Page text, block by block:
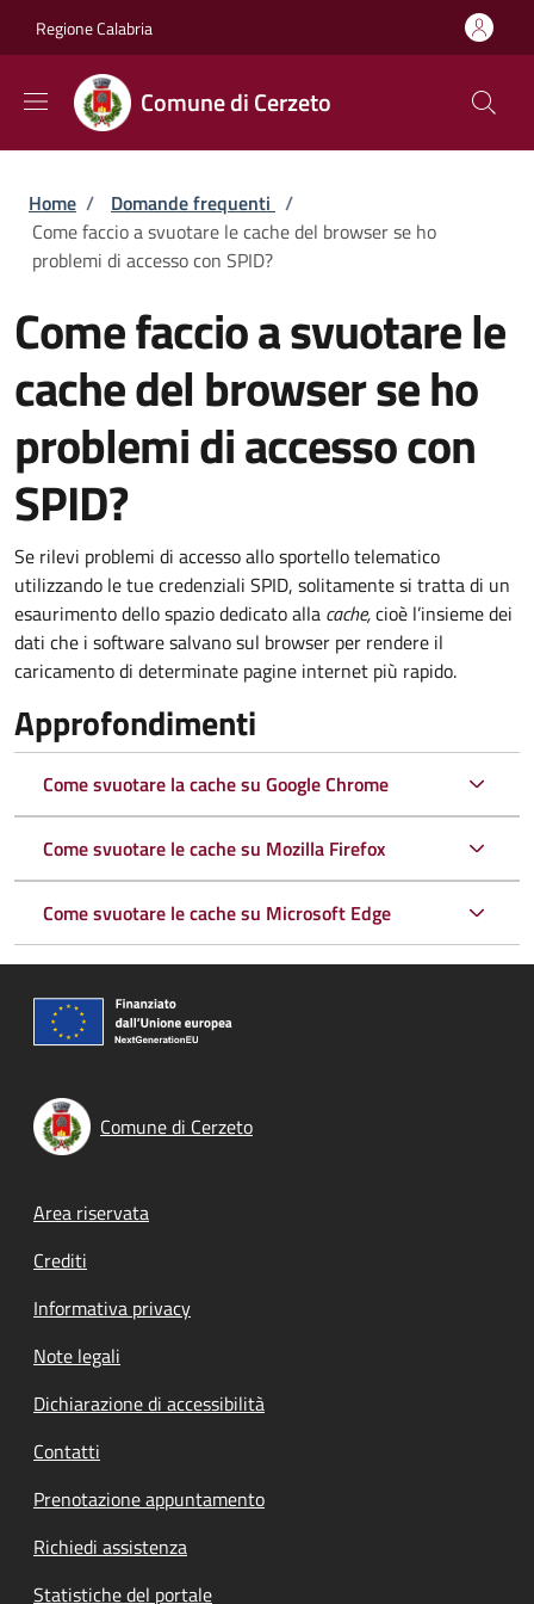
Regione Calabria
Comune di Cerzeto
Briciole di pane
Home / Domande frequenti /
Come faccio a svuotare le cache del browser se ho
problemi di accesso con SPID?
Come faccio a svuotare le
cache del browser se ho
problemi di accesso con
SPID?
Se rilevi problemi di accesso allo sportello telematico
utilizzando le tue credenziali SPID, solitamente si tratta di un
esaurimento dello spazio dedicato alla cache,cioè l’insieme dei
dati che i software salvano sul browser per rendere il
caricamento di determinate pagine internet più rapido.
Approfondimenti
Come svuotare la cache su Google Chrome
Come svuotare le cache su Mozilla Firefox
Come svuotare le cache su Microsoft Edge
Comune di Cerzeto
Footer menu
Area riservata
Crediti
Informativa privacy
Note legali
Dichiarazione di accessibilità
Contatti
Prenotazione appuntamento
Richiedi assistenza
Statistiche del portale